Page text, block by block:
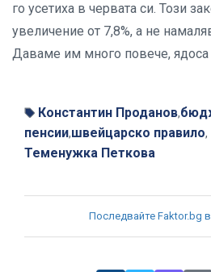
го усетиха в червата си. Този
увеличение от 7,8%, а не
Даваме им много повече,
Константин Проданов,
пенсии,швейцарско правило,
Теменужка Петкова
Последвайте Faktor.bg в